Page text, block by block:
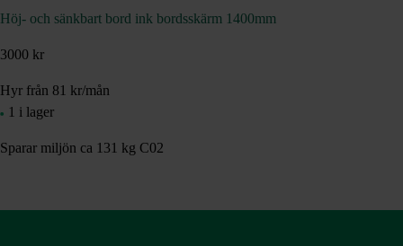
Höj- och sänkbart bord ink bordsskärm 1400mm
3000 kr
Hyr från 81 kr/mån
1 i lager
Sparar miljön ca 131 kg C02